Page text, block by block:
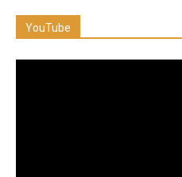
YouTube